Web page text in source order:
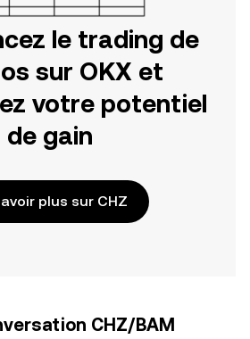
le trading de
sur OKX et
votre potentiel
de gain
plus sur CHZ
CHZ/BAM